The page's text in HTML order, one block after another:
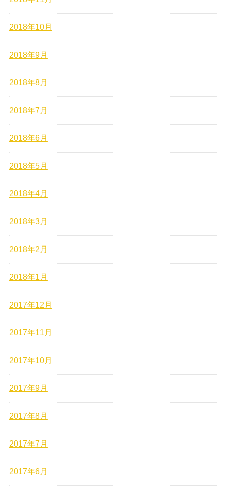
2018年10月
2018年9月
2018年8月
2018年7月
2018年6月
2018年5月
2018年4月
2018年3月
2018年2月
2018年1月
2017年12月
2017年11月
2017年10月
2017年9月
2017年8月
2017年7月
2017年6月